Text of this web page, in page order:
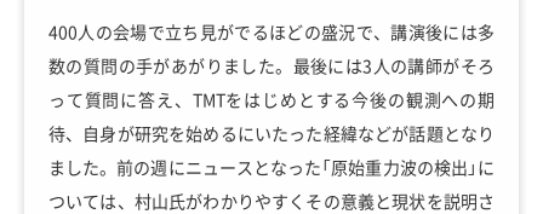
400人の会場で立ち見がでるほどの盛況で、講演後には多
数の質問の手があがりました。最後には3人の講師がそろ
って質問に答え、TMTをはじめとする今後の観測への期
待、自身が研究を始めるにいたった経緯などが話題となり
ました。前の週にニュースとなった「原始重力波の検出」に
ついては、村山氏がわかりやすくその意義と現状を説明さ